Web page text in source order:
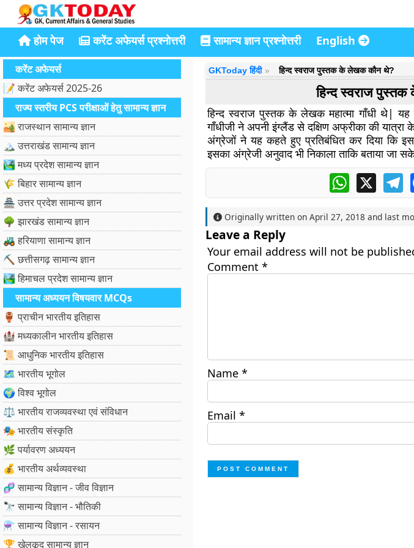
होम पेज करेंट अफेयर्स प्रश्नोत्तरी सामान्य ज्ञान प्रश्नोत्तरी English
करेंट अफेयर्स
📝 करेंट अफेयर्स 2025-26
राज्य स्तरीय PCS परीक्षाओं हेतु सामान्य ज्ञान
🏜️ राजस्थान सामान्य ज्ञान
🏔️ उत्तराखंड सामान्य ज्ञान
🏞️ मध्य प्रदेश सामान्य ज्ञान
🌾 बिहार सामान्य ज्ञान
🏯 उत्तर प्रदेश सामान्य ज्ञान
🌳 झारखंड सामान्य ज्ञान
🚜 हरियाणा सामान्य ज्ञान
⛏️ छत्तीसगढ़ सामान्य ज्ञान
🏞️ हिमाचल प्रदेश सामान्य ज्ञान
सामान्य अध्ययन विषयवार MCQs
🏺 प्राचीन भारतीय इतिहास
🏰 मध्यकालीन भारतीय इतिहास
📜 आधुनिक भारतीय इतिहास
🗺️ भारतीय भूगोल
🌍 विश्व भूगोल
⚖️ भारतीय राजव्यवस्था एवं संविधान
🎭 भारतीय संस्कृति
🌿 पर्यावरण अध्ययन
💰 भारतीय अर्थव्यवस्था
🧬 सामान्य विज्ञान - जीव विज्ञान
🔭 सामान्य विज्ञान - भौतिकी
⚗️ सामान्य विज्ञान - रसायन
🏆 खेलकूद सामान्य ज्ञान
GKToday हिंदी हिन्द स्वराज पुस्तक के लेखक कौन थे?
हिन्द स्वराज
हिन्द स्वराज पुस्तक के लेखक महात्मा गाँधी थे|
गाँधीजी ने अपनी इंग्लैंड से दक्षिण अफ्रीका की
अंग्रेजों ने यह कहते हुए प्रतिबंधित कर दिया कि
इसका अंग्रेजी अनुवाद भी निकाला ताकि बताया जा
WhatsApp
X
Originally written on April 27, 2018 and last
Leave a Reply
Your email address will not be
Comment *
Name *
Email *